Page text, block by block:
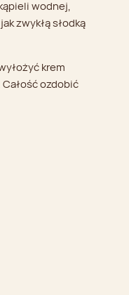
wodnej,
zwykłą słodką
krem
ozdobić